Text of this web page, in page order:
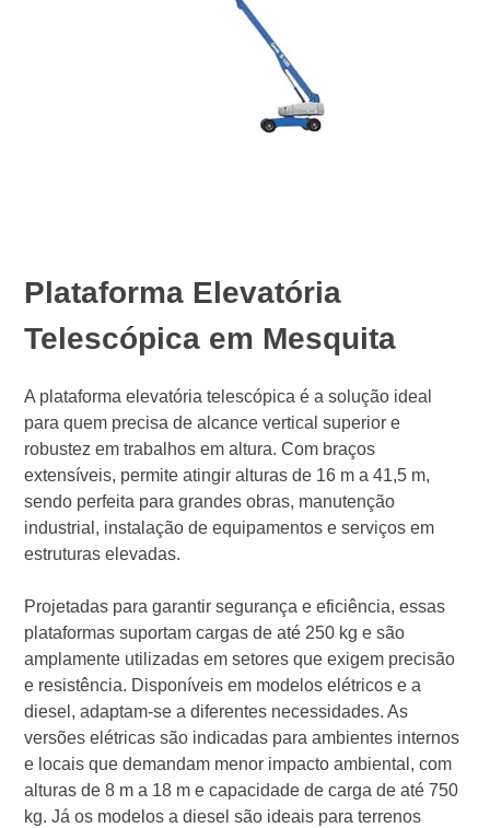
Plataforma Elevatória
Telescópica em Mesquita
A plataforma elevatória telescópica é a solução ideal
para quem precisa de alcance vertical superior e
robustez em trabalhos em altura. Com braços
extensíveis, permite atingir alturas de 16 m a 41,5 m,
sendo perfeita para grandes obras, manutenção
industrial, instalação de equipamentos e serviços em
estruturas elevadas.
Projetadas para garantir segurança e eficiência, essas
plataformas suportam cargas de até 250 kg e são
amplamente utilizadas em setores que exigem precisão
e resistência. Disponíveis em modelos elétricos e a
diesel, adaptam-se a diferentes necessidades. As
versões elétricas são indicadas para ambientes internos
e locais que demandam menor impacto ambiental, com
alturas de 8 m a 18 m e capacidade de carga de até 750
kg. Já os modelos a diesel são ideais para terrenos